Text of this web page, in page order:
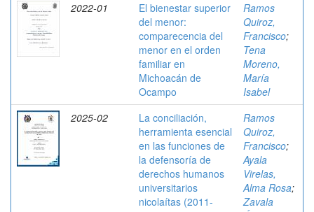
2022-01
El bienestar superior
del menor:
comparecencia del
menor en el orden
familiar en
Michoacán de
Ocampo
Ramos
Quiroz,
Francisco;
Tena
Moreno,
María
Isabel
2025-02
La conciliación,
herramienta esencial
en las funciones de
la defensoría de
derechos humanos
universitarios
nicolaítas (2011-
Ramos
Quiroz,
Francisco;
Ayala
Virelas,
Alma Rosa;
Zavala